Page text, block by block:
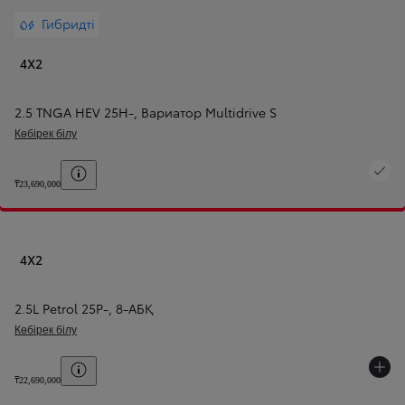
Гибридті
4X2
2.5 TNGA HEV 25H-, Вариатор Multidrive S
Көбірек білу
₸23,690,000
4X2
2.5L Petrol 25P-, 8-АБҚ
Көбірек білу
₸22,690,000